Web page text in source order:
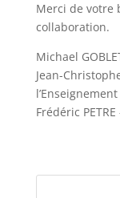
Merci de votre
collaboration.
Michael
Jean-
l’Enseignement
Frédéric